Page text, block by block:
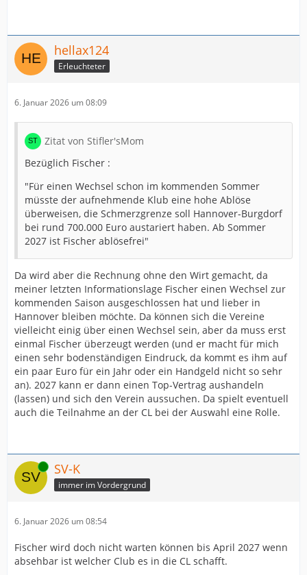
hellax124
Erleuchteter
6. Januar 2026 um 08:09
Zitat von Stifler'sMom
Bezüglich Fischer :
"Für einen Wechsel schon im kommenden Sommer
müsste der aufnehmende Klub eine hohe Ablöse
überweisen, die Schmerzgrenze soll Hannover-Burgdorf
bei rund 700.000 Euro austariert haben. Ab Sommer
2027 ist Fischer ablösefrei"
Da wird aber die Rechnung ohne den Wirt gemacht, da
meiner letzten Informationslage Fischer einen Wechsel zur
kommenden Saison ausgeschlossen hat und lieber in
Hannover bleiben möchte. Da können sich die Vereine
vielleicht einig über einen Wechsel sein, aber da muss erst
einmal Fischer überzeugt werden (und er macht für mich
einen sehr bodenständigen Eindruck, da kommt es ihm auf
ein paar Euro für ein Jahr oder ein Handgeld nicht so sehr
an). 2027 kann er dann einen Top-Vertrag aushandeln
(lassen) und sich den Verein aussuchen. Da spielt eventuell
auch die Teilnahme an der CL bei der Auswahl eine Rolle.
Online SV-K
immer im Vordergrund
6. Januar 2026 um 08:54
Fischer wird doch nicht warten können bis April 2027 wenn
absehbar ist welcher Club es in die CL schafft.